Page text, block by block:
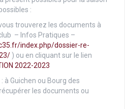
:
trouverez les documents à
– Infos Pratiques –
index.php/dossier-re-
) ou en cliquant sur le lien
2022-2023
à Guichen ou Bourg des
les documents ou